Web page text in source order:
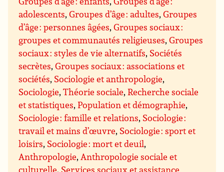
adolescents,Groupes d’âge : adultes,Groupes
d’âge : personnes âgées,Groupes sociaux :
groupes et communautés religieuses,Groupes
sociaux : styles de vie alternatifs, Sociétés
secrètes,Groupes sociaux : associations et
sociétés, Sociologie et anthropologie,
Sociologie,Théorie sociale,Recherche sociale
et statistiques,Population et démographie,
Sociologie : famille et relations, Sociologie :
travail et mains d’œuvre, Sociologie : sport et
loisirs, Sociologie : mort et deuil,
Anthropologie,Anthropologie sociale et
culturelle, Services sociaux et assistance